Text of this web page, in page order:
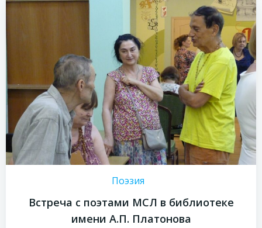
Поэзия
Встреча с поэтами МСЛ в библиотеке
имени А.П. Платонова